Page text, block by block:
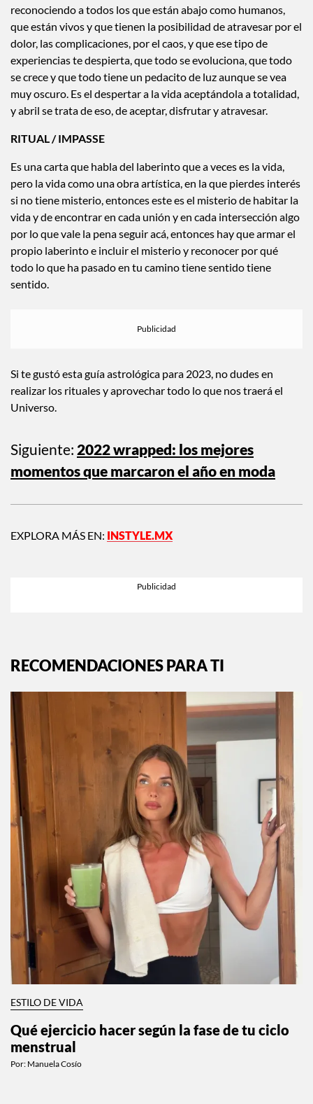
reconociendo a todos los que están abajo como humanos,
que están vivos y que tienen la posibilidad de atravesar por el
dolor, las complicaciones, por el caos, y que ese tipo de
experiencias te despierta, que todo se evoluciona, que todo
se crece y que todo tiene un pedacito de luz aunque se vea
muy oscuro. Es el despertar a la vida aceptándola a totalidad,
y abril se trata de eso, de aceptar, disfrutar y atravesar.
RITUAL / IMPASSE
Es una carta que habla del laberinto que a veces es la vida,
pero la vida como una obra artística, en la que pierdes interés
si no tiene misterio, entonces este es el misterio de habitar la
vida y de encontrar en cada unión y en cada intersección algo
por lo que vale la pena seguir acá, entonces hay que armar el
propio laberinto e incluir el misterio y reconocer por qué
todo lo que ha pasado en tu camino tiene sentido tiene
sentido.
Si te gustó esta guía astrológica para 2023, no dudes en
realizar los rituales y aprovechar todo lo que nos traerá el
Universo.
Siguiente: 2022 wrapped: los mejores
momentos que marcaron el año en moda
EXPLORA MÁS EN: INSTYLE.MX
RECOMENDACIONES PARA TI
ESTILO DE VIDA
Qué ejercicio hacer según la fase de tu ciclo
menstrual
Por: Manuela Cosío